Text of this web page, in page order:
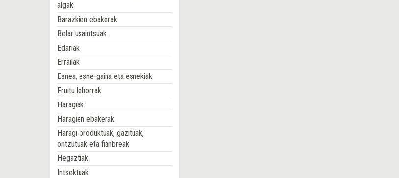
algak
Barazkien ebakerak
Belar usaintsuak
Edariak
Errailak
Esnea, esne-gaina eta esnekiak
Fruitu lehorrak
Haragiak
Haragien ebakerak
Haragi-produktuak, gazituak,
ontzutuak eta fianbreak
Hegaztiak
Intsektuak